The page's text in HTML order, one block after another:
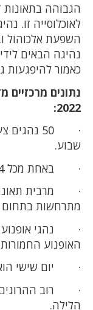
הגבוהה בתאונות
לאוכלוסייה זו.
השפעת אלכוהול
נהיגה הבאים
כאמור להיפגעות
נתונים
2022:
· 50
שבוע.
· באחת מכל 4 תאונות קטלניות- מעורב נהג צעיר.
· מרבית
מתרחשות בתחום
האופנוע
· יום שישי הוא
· רוב ההרוגים
הלילה.